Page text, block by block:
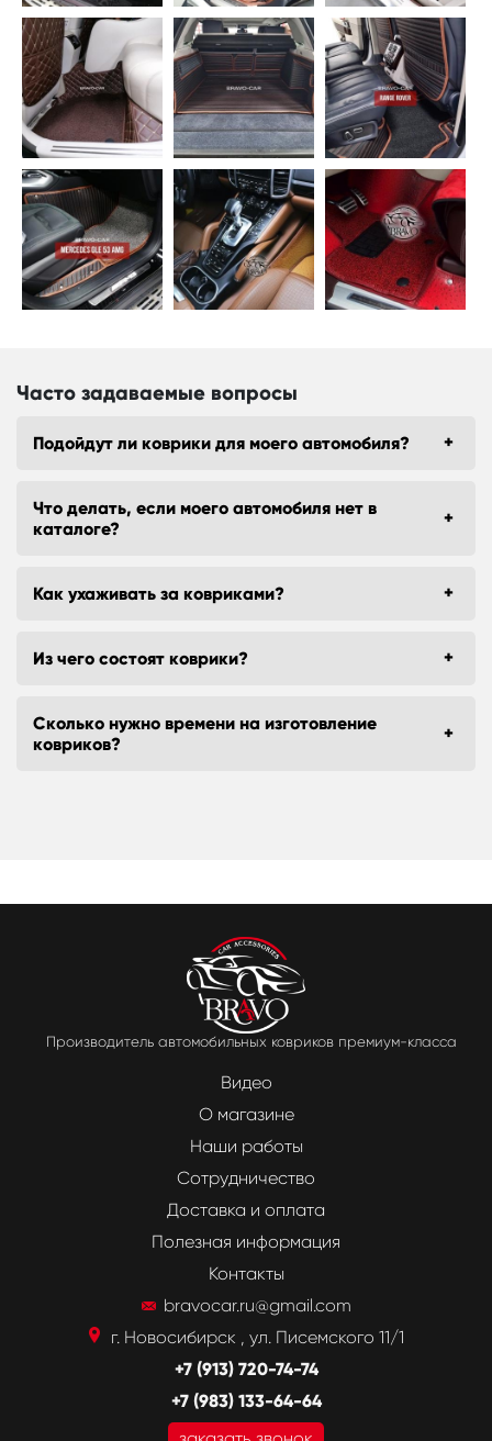
Часто задаваемые вопросы
Подойдут ли коврики для моего автомобиля?
Что делать, если моего автомобиля нет в
каталоге?
Как ухаживать за ковриками?
Из чего состоят коврики?
Сколько нужно времени на изготовление
ковриков?
Производитель автомобильных ковриков премиум-класса
Видео
О магазине
Наши работы
Сотрудничество
Доставка и оплата
Полезная информация
Контакты
bravocar.ru@gmail.com
г. Новосибирск , ул. Писемского 11/1
+7 (913) 720-74-74
+7 (983) 133-64-64